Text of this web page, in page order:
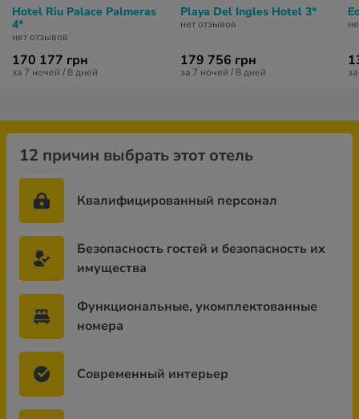
Hotel Riu Palace Palmeras
4*
нет отзывов
170 177 грн
за 7 ночей / 8 дней
Playa Del Ingles Hotel 3*
нет отзывов
179 756 грн
за 7 ночей / 8 дней
12 причин выбрать этот отель
Квалифицированный персонал
Безопасность гостей и безопасность их
имущества
Функциональные, укомплектованные
номера
Современный интерьер